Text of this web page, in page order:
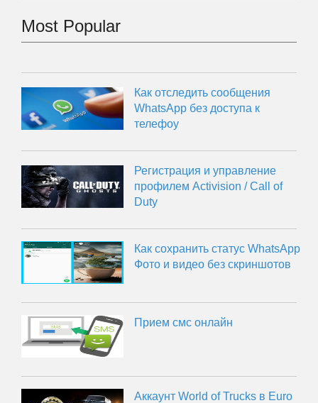
Most Popular
Как отследить сообщения
WhatsApp без доступа к
телефоу
Регистрация и управление
профилем Activision / Call of
Duty
Как сохранить статус WhatsApp
Фото и видео без скриншотов
Прием смс онлайн
Аккаунт World of Trucks в Euro